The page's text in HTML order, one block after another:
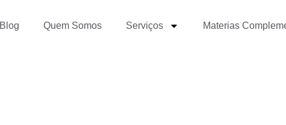
Blog Quem Somos Serviços Materias